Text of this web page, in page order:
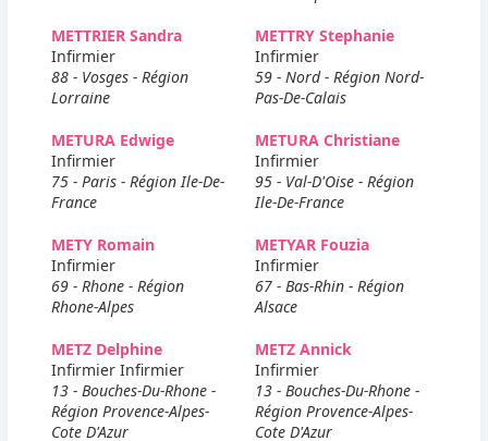
METTRIER Sandra
Infirmier
88 - Vosges - Région
Lorraine
METTRY Stephanie
Infirmier
59 - Nord - Région Nord-
Pas-De-Calais
METURA Edwige
Infirmier
75 - Paris - Région Ile-De-
France
METURA Christiane
Infirmier
95 - Val-D'Oise - Région
Ile-De-France
METY Romain
Infirmier
69 - Rhone - Région
Rhone-Alpes
METYAR Fouzia
Infirmier
67 - Bas-Rhin - Région
Alsace
METZ Delphine
Infirmier Infirmier
13 - Bouches-Du-Rhone -
Région Provence-Alpes-
Cote D'Azur
METZ Annick
Infirmier
13 - Bouches-Du-Rhone -
Région Provence-Alpes-
Cote D'Azur